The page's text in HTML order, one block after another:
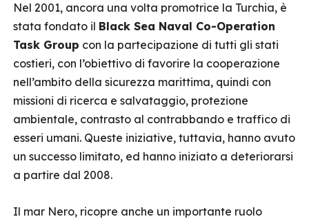
Nel 2001, ancora una volta promotrice la Turchia, è
stata fondato il Black Sea Naval Co-Operation
Task Group con la partecipazione di tutti gli stati
costieri, con l’obiettivo di favorire la cooperazione
nell’ambito della sicurezza marittima, quindi con
missioni di ricerca e salvataggio, protezione
ambientale, contrasto al contrabbando e traffico di
esseri umani. Queste iniziative, tuttavia, hanno avuto
un successo limitato, ed hanno iniziato a deteriorarsi
a partire dal 2008.
Il mar Nero, ricopre anche un importante ruolo